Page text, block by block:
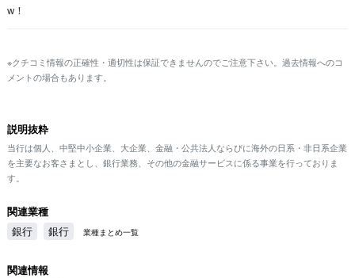
w！
※クチコミ情報の正確性・適切性は保証できませんのでご注意下さい。過去情報へのコ
メントの場合もあります。
説明抜粋
当行は個人、中堅中小企業、大企業、金融・公共法人ならびに海外の日系・非日系企業
を主要なお客さまとし、銀行業務、その他の金融サービスに係る事業を行っておりま
す。
関連業種
銀行
銀行 業種まとめ一覧
関連情報